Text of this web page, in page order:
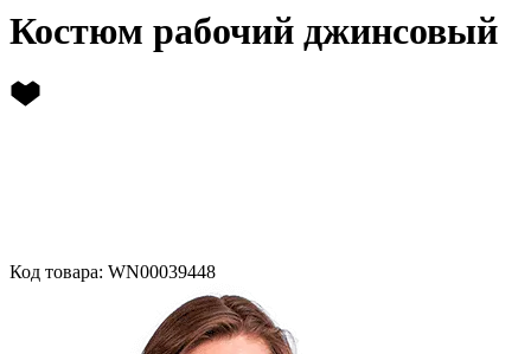
Костюм рабочий джинсовый
Код товара: WN00039448